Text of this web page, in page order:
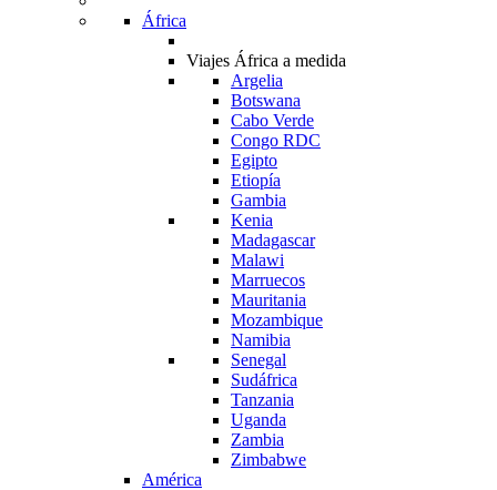
África
Viajes África a medida
Argelia
Botswana
Cabo Verde
Congo RDC
Egipto
Etiopía
Gambia
Kenia
Madagascar
Malawi
Marruecos
Mauritania
Mozambique
Namibia
Senegal
Sudáfrica
Tanzania
Uganda
Zambia
Zimbabwe
América